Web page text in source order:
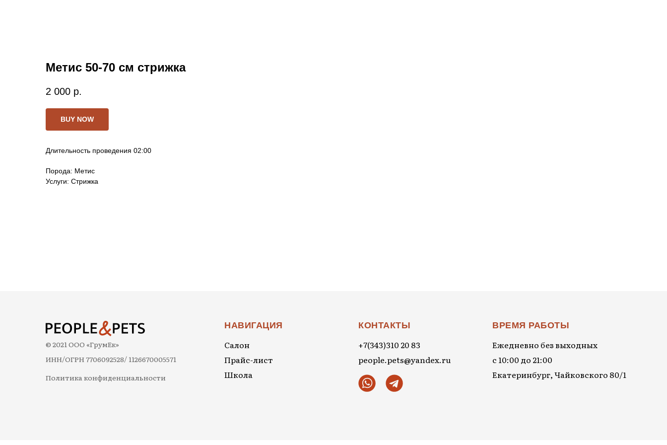
Метис 50-70 см стрижка
2 000 р.
BUY NOW
Длительность проведения 02:00
Порода: Метис
Услуги: Стрижка
Политика конфиденциальности
НАВИГАЦИЯ
Салон
Прайс-лист
Школа
КОНТАКТЫ
+7(343)310 20 83
people.pets@yandex.ru
ВРЕМЯ РАБОТЫ
Ежедневно без выходных
с 10:00 до 21:00
Екатеринбург, Чайковского 80/1
© 2021 ООО «ГрумЕк»
ИНН/ОГРН 7706092528/ 1126670005571